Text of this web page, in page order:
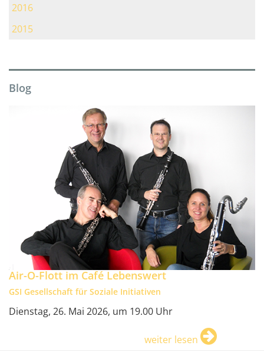
2016
2015
Blog
Air-O-Flott im Café Lebenswert
GSI Gesellschaft für Soziale Initiativen
Dienstag, 26. Mai 2026, um 19.00 Uhr
weiter lesen